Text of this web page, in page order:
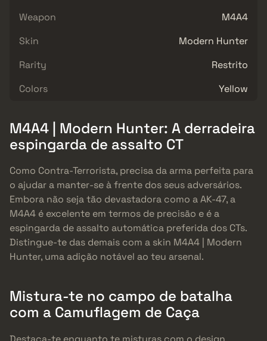
Weapon
M4A4
Skin
Modern Hunter
Rarity
Restrito
Colors
Yellow
M4A4 | Modern Hunter: A derradeira
espingarda de assalto CT
Como Contra-Terrorista, precisa da arma perfeita para
o ajudar a manter-se à frente dos seus adversários.
Embora não seja tão devastadora como a AK-47, a
M4A4 é excelente em termos de precisão e é a
espingarda de assalto automática preferida dos CTs.
Distingue-te das demais com a skin M4A4 | Modern
Hunter, uma adição notável ao teu arsenal.
Mistura-te no campo de batalha
com a Camuflagem de Caça